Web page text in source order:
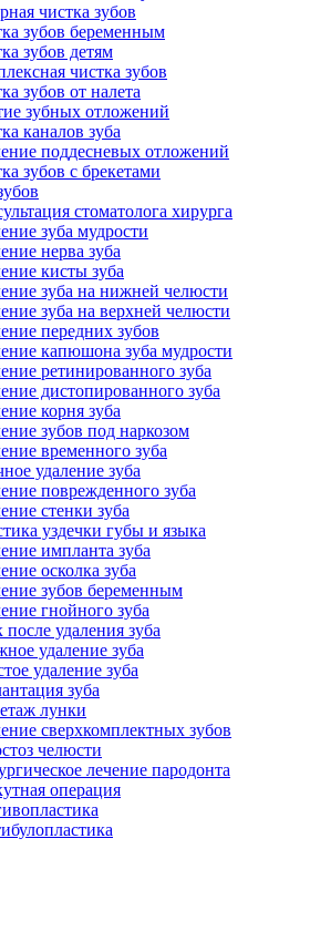
чистка зубов
зубов беременным
зубов детям
чистка зубов
зубов от налета
зубных отложений
каналов зуба
поддесневых отложений
зубов с брекетами
стоматолога хирурга
зуба мудрости
нерва зуба
кисты зуба
зуба на нижней челюсти
зуба на верхней челюсти
передних зубов
капюшона зуба мудрости
ретинированного зуба
дистопированного зуба
корня зуба
зубов под наркозом
временного зуба
удаление зуба
поврежденного зуба
стенки зуба
уздечки губы и языка
импланта зуба
осколка зуба
зубов беременным
гнойного зуба
после удаления зуба
удаление зуба
удаление зуба
зуба
лунки
сверхкомплектных зубов
челюсти
лечение пародонта
операция